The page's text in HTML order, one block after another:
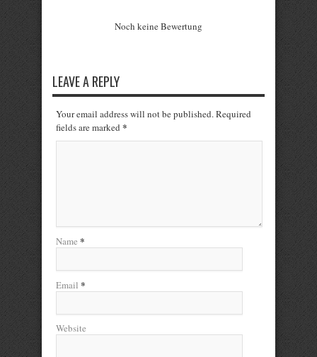
Noch keine Bewertung
LEAVE A REPLY
Your email address will not be published. Required
fields are marked *
Name *
Email *
Website